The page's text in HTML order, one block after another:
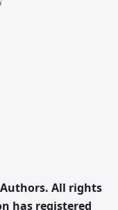
All rights
has registered